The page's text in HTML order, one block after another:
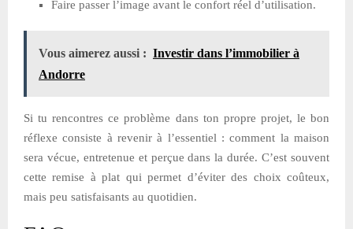
Faire passer l’image avant le confort réel d’utilisation.
Vous aimerez aussi : Investir dans l’immobilier à
Andorre
Si tu rencontres ce problème dans ton propre projet, le bon
réflexe consiste à revenir à l’essentiel : comment la maison
sera vécue, entretenue et perçue dans la durée. C’est souvent
cette remise à plat qui permet d’éviter des choix coûteux,
mais peu satisfaisants au quotidien.